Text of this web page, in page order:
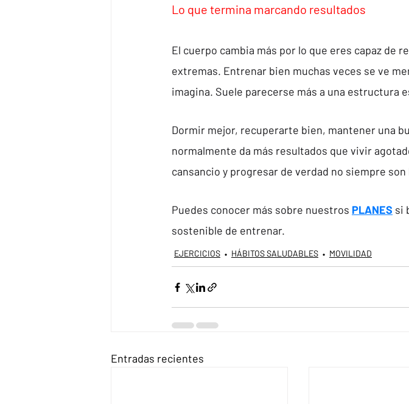
Lo que termina marcando resultados
El cuerpo cambia más por lo que eres capaz de
extremas. Entrenar bien muchas veces se ve
imagina. Suele parecerse más a una estructura
Dormir mejor, recuperarte bien, mantener una
normalmente da más resultados que vivir
cansancio y progresar de verdad no siempre son
Puedes conocer más sobre nuestros PLANES si
sostenible de entrenar.
EJERCICIOS HÁBITOS SALUDABLES MOVILIDAD
Entradas recientes